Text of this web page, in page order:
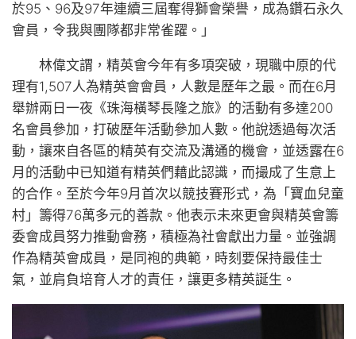
於95、96及97年連續三屆奪得獅會榮譽，成為鑽石永久
會員，令我與團隊都非常雀躍。」
林偉文謂，精英會今年有多項突破，現職中原的代
理有1,507人為精英會會員，人數是歷年之最。而在6月
舉辦兩日一夜《珠海橫琴長隆之旅》的活動有多達200
名會員參加，打破歷年活動參加人數。他說透過每次活
動，讓來自各區的精英有交流及溝通的機會，並透露在6
月的活動中已知道有精英們藉此認識，而撮成了生意上
的合作。至於今年9月首次以競技賽形式，為「寶血兒童
村」籌得76萬多元的善款。他表示未來更會與精英會籌
委會成員努力推動會務，積極為社會獻出力量。並強調
作為精英會成員，是同袍的典範，時刻要保持最佳士
氣，並肩負培育人才的責任，讓更多精英誕生。